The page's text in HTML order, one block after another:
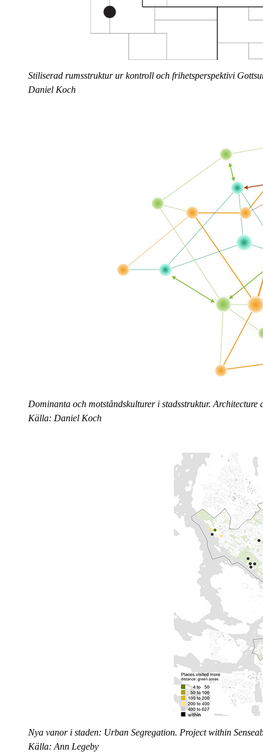
Stiliserad rumsstruktur ur kontroll och frihetsperspektivi
Daniel Koch
Dominanta och motståndskulturer i stadsstruktur.
Källa: Daniel Koch
Nya vanor i staden: Urban Segregation. Project within
Källa: Ann Legeby